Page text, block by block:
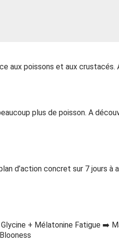
aux poissons et aux crustacés.
plus de poisson. A
d’action concret sur 7 jours
+ Mélatonine Fatigue ➡️